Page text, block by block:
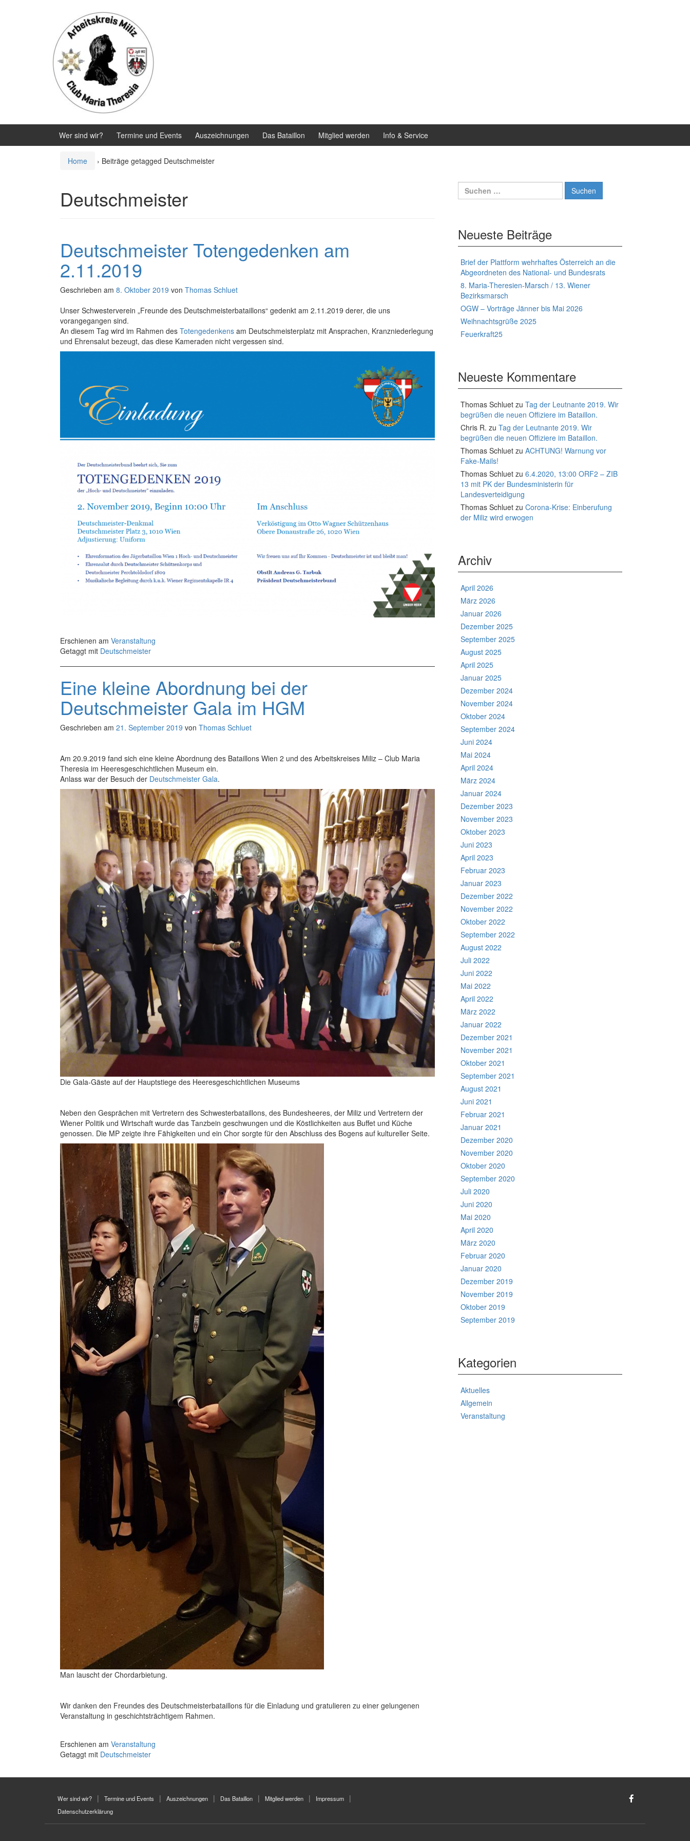
Wer sind wir? Termine und Events Auszeichnungen Das Bataillon Mitglied werden Info & Service
Home › Beiträge getagged Deutschmeister
Deutschmeister
Deutschmeister Totengedenken am
2.11.2019
Geschrieben am 8. Oktober 2019 von Thomas Schluet
Unser Schwesterverein „Freunde des Deutschmeisterbataillons“ gedenkt am 2.11.2019 derer, die uns
vorangegangen sind.
An diesem Tag wird im Rahmen des Totengedenkens am Deutschmeisterplatz mit Ansprachen, Kranzniederlegung
und Ehrensalut bezeugt, das diese Kameraden nicht vergessen sind.
Erschienen am Veranstaltung
Getaggt mit Deutschmeister
Eine kleine Abordnung bei der
Deutschmeister Gala im HGM
Geschrieben am 21. September 2019 von Thomas Schluet
Am 20.9.2019 fand sich eine kleine Abordnung des Bataillons Wien 2 und des Arbeitskreises Miliz – Club Maria
Theresia im Heeresgeschichtlichen Museum ein.
Anlass war der Besuch der Deutschmeister Gala.
Die Gala-Gäste auf der Hauptstiege des Heeresgeschichtlichen Museums
Neben den Gesprächen mit Vertretern des Schwesterbataillons, des Bundesheeres, der Miliz und Vertretern der
Wiener Politik und Wirtschaft wurde das Tanzbein geschwungen und die Köstlichkeiten aus Buffet und Küche
genossen. Die MP zeigte ihre Fähigkeiten und ein Chor sorgte für den Abschluss des Bogens auf kultureller Seite.
Man lauscht der Chordarbietung.
Wir danken den Freundes des Deutschmeisterbataillons für die Einladung und gratulieren zu einer gelungenen
Veranstaltung in geschichtsträchtigem Rahmen.
Erschienen am Veranstaltung
Getaggt mit Deutschmeister
Suchen
nach:
Neueste Beiträge
Brief der Plattform wehrhaftes Österreich an die
Abgeordneten des National- und Bundesrats
8. Maria-Theresien-Marsch / 13. Wiener
Bezirksmarsch
OGW – Vorträge Jänner bis Mai 2026
Weihnachtsgrüße 2025
Feuerkraft25
Neueste Kommentare
Thomas Schluet zu Tag der Leutnante 2019. Wir
begrüßen die neuen Offiziere im Bataillon.
Chris R. zu Tag der Leutnante 2019. Wir
begrüßen die neuen Offiziere im Bataillon.
Thomas Schluet zu ACHTUNG! Warnung vor
Fake-Mails!
Thomas Schluet zu 6.4.2020, 13:00 ORF2 – ZIB
13 mit PK der Bundesministerin für
Landesverteidigung
Thomas Schluet zu Corona-Krise: Einberufung
der Miliz wird erwogen
Archiv
April 2026
März 2026
Januar 2026
Dezember 2025
September 2025
August 2025
April 2025
Januar 2025
Dezember 2024
November 2024
Oktober 2024
September 2024
Juni 2024
Mai 2024
April 2024
März 2024
Januar 2024
Dezember 2023
November 2023
Oktober 2023
Juni 2023
April 2023
Februar 2023
Januar 2023
Dezember 2022
November 2022
Oktober 2022
September 2022
August 2022
Juli 2022
Juni 2022
Mai 2022
April 2022
März 2022
Januar 2022
Dezember 2021
November 2021
Oktober 2021
September 2021
August 2021
Juni 2021
Februar 2021
Januar 2021
Dezember 2020
November 2020
Oktober 2020
September 2020
Juli 2020
Juni 2020
Mai 2020
April 2020
März 2020
Februar 2020
Januar 2020
Dezember 2019
November 2019
Oktober 2019
September 2019
Kategorien
Aktuelles
Allgemein
Veranstaltung
Wer sind wir? Termine und Events Auszeichnungen Das Bataillon Mitglied werden
Impressum
Datenschutzerklärung